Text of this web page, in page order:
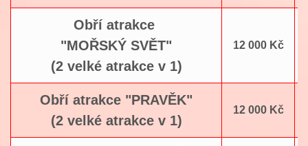
Obří atrakce
"MOŘSKÝ SVĚT"
(2 velké atrakce v 1)
12 000 Kč
Obří atrakce "PRAVĚK"
(2 velké atrakce v 1)
12 000 Kč